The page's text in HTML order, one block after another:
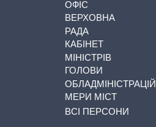
ОФІС
ВЕРХОВНА
РАДА
КАБІНЕТ
МІНІСТРІВ
ГОЛОВИ
ОБЛАДМІНІСТРАЦІЙ
МЕРИ МІСТ
ВСІ ПЕРСОНИ